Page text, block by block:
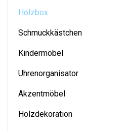
Holzbox
Schmuckkästchen
Kindermöbel
Uhrenorganisator
Akzentmöbel
Holzdekoration